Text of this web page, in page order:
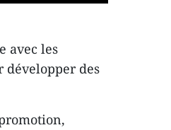
avec les
développer des